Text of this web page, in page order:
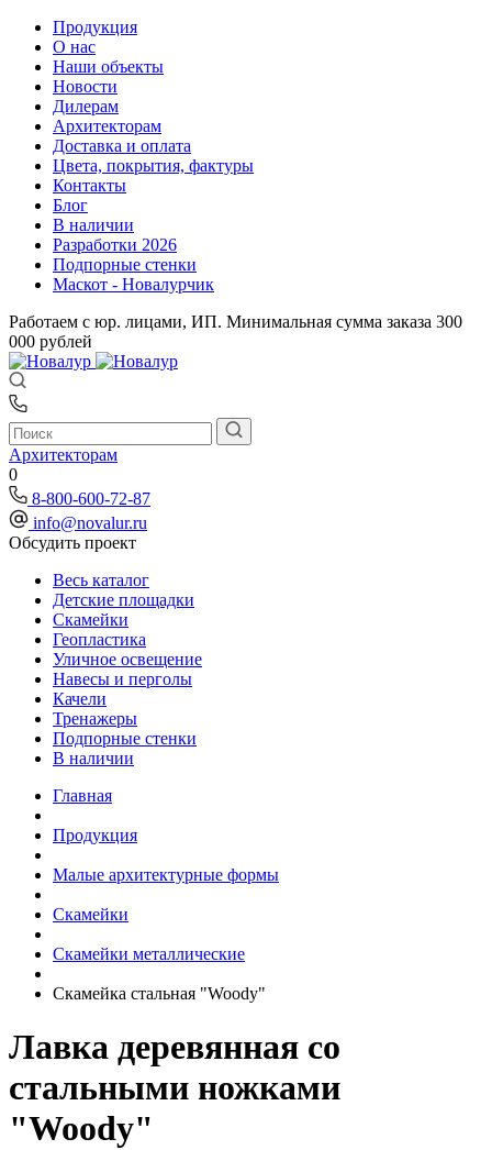
Продукция
О нас
Наши объекты
Новости
Дилерам
Архитекторам
Доставка и оплата
Цвета, покрытия, фактуры
Контакты
Блог
В наличии
Разработки 2026
Подпорные стенки
Маскот - Новалурчик
Работаем с юр. лицами, ИП. Минимальная сумма заказа 300
000 рублей
Архитекторам
0
8-800-600-72-87
info@novalur.ru
Обсудить проект
Весь каталог
Детские площадки
Скамейки
Геопластика
Уличное освещение
Навесы и перголы
Качели
Тренажеры
Подпорные стенки
В наличии
Главная
Продукция
Малые архитектурные формы
Скамейки
Скамейки металлические
Скамейка стальная "Woody"
Лавка деревянная со
стальными ножками
"Woody"